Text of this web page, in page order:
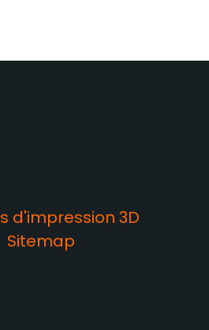
d'impression 3D
Sitemap